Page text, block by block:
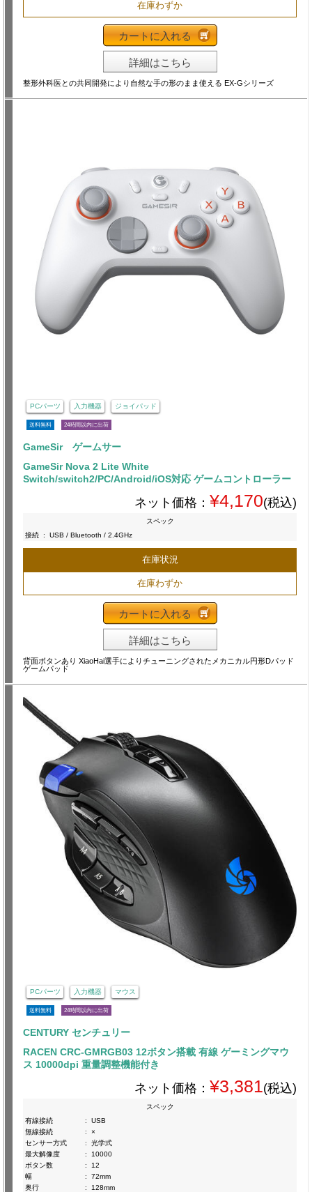
在庫わずか
カートに入れる
詳細はこちら
整形外科医との共同開発により自然な手の形のまま使える EX-Gシリーズ
PCパーツ 入力機器 ジョイパッド
送料無料 24時間以内に出荷
GameSir ゲームサー
GameSir Nova 2 Lite White
Switch/switch2/PC/Android/iOS対応 ゲームコントローラー
ネット価格： ¥4,170(税込)
スペック
接続 : USB / Bluetooth / 2.4GHz
在庫状況
在庫わずか
カートに入れる
詳細はこちら
背面ボタンあり XiaoHai選手によりチューニングされたメカニカル円形Dパッド
ゲームパッド
PCパーツ 入力機器 マウス
送料無料 24時間以内に出荷
CENTURY センチュリー
RACEN CRC-GMRGB03 12ボタン搭載 有線 ゲーミングマウ
ス 10000dpi 重量調整機能付き
ネット価格： ¥3,381 (税込)
スペック
有線接続
:
USB
無線接続
:
×
センサー方式
:
光学式
最大解像度
:
10000
ボタン数
:
12
幅
:
72mm
奥行
:
128mm